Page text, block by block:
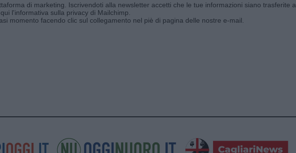
di marketing. Iscrivendoti alla newsletter accetti che le tue informazioni siano trasferite a
l'informativa sulla privacy di Mailchimp
momento facendo clic sul collegamento nel piè di pagina delle nostre e-mail.